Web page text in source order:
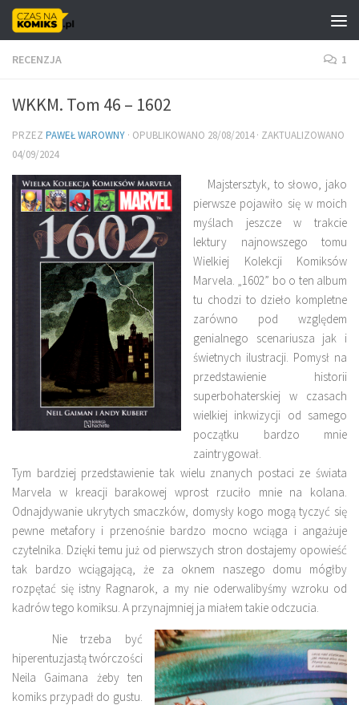
Skip to content
RECENZJA 1
WKKM. Tom 46 – 1602
PRZEZ PAWEŁ WAROWNY · OPUBLIKOWANO 28/08/2014· ZAKTUALIZOWANO
04/09/2024
Majstersztyk, to słowo, jako
pierwsze pojawiło się w moich
myślach jeszcze w trakcie
lektury najnowszego tomu
Wielkiej Kolekcji Komiksów
Marvela. „1602” bo o ten album
tu chodzi to dzieło kompletne
zarówno pod względem
genialnego scenariusza jak i
świetnych ilustracji. Pomysł na
przedstawienie historii
superbohaterskiej w czasach
wielkiej inkwizycji od samego
początku bardzo mnie
zaintrygował.
Tym bardziej przedstawienie tak wielu znanych postaci ze świata
Marvela w kreacji barakowej wprost rzuciło mnie na kolana.
Odnajdywanie ukrytych smaczków, domysły kogo mogą tyczyć się
pewne metafory i przenośnie bardzo mocno wciąga i angażuje
czytelnika. Dzięki temu już od pierwszych stron dostajemy opowieść
tak bardzo wciągającą, że za oknem naszego domu mógłby
rozpętać się istny Ragnarok, a my nie oderwalibyśmy wzroku od
kadrów tego komiksu. A przynajmniej ja miałem takie odczucia.
Nie trzeba być
hiperentuzjastą twórczości
Neila Gaimana żeby ten
komiks przypadł do gustu.